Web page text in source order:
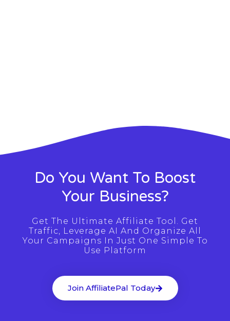
Do You Want To Boost
Your Business?
Get The Ultimate Affiliate Tool. Get
Traffic, Leverage AI And Organize All
Your Campaigns In Just One Simple To
Use Platform
Join AffiliatePal Today